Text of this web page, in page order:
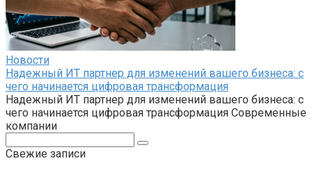
Новости
Надежный ИТ партнер для изменений вашего бизнеса: с
чего начинается цифровая трансформация
Надежный ИТ партнер для изменений вашего бизнеса: с
чего начинается цифровая трансформация Современные
компании
Свежие записи